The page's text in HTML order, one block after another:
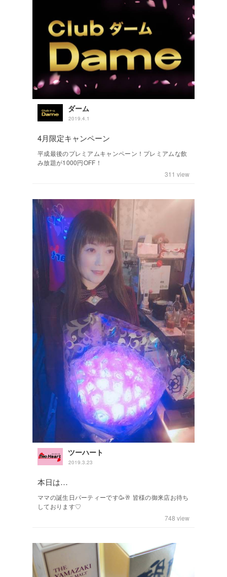
ダーム
2019.4.1
4月限定キャンペーン
平成最後のプレミアムキャンペーン！プレミアムな飲
み放題が1000円OFF！
311 view
ツーハート
2019.3.23
本日は…
ママの誕生日パーティーです🥳🥂 皆様の御来店お待ち
しております♡
748 view